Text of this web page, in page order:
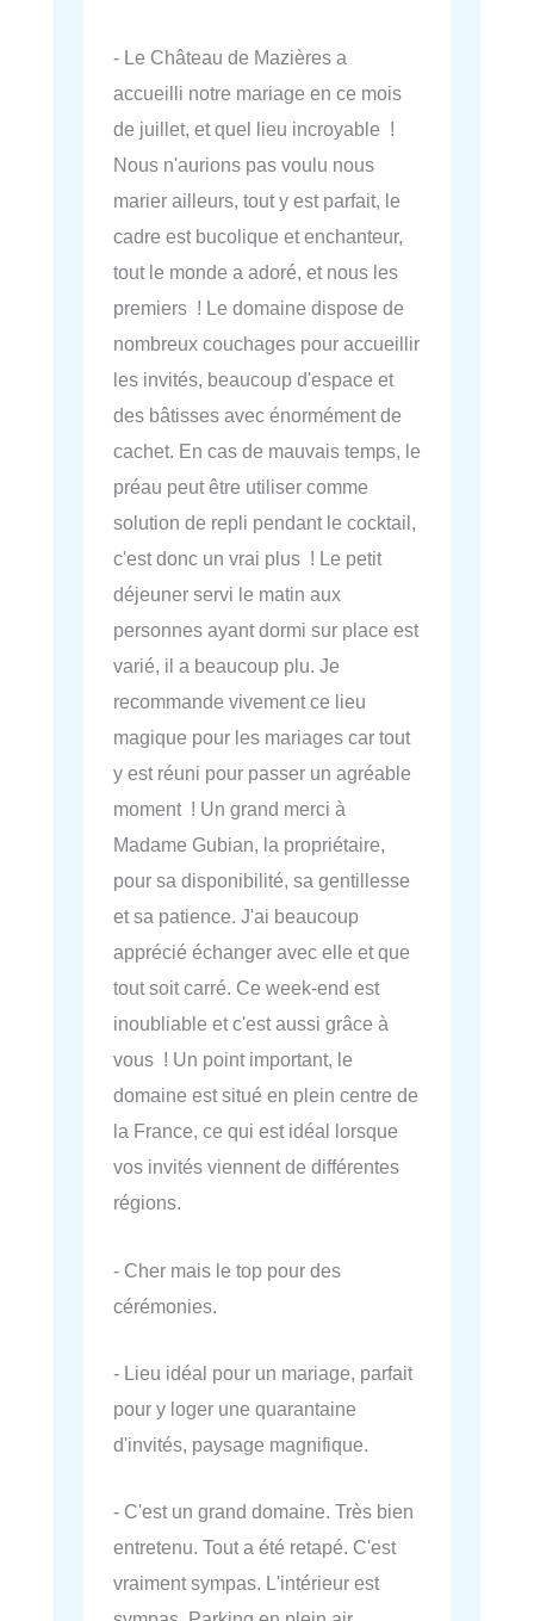
- Le Château de Mazières a
accueilli notre mariage en ce mois
de juillet, et quel lieu incroyable !
Nous n'aurions pas voulu nous
marier ailleurs, tout y est parfait, le
cadre est bucolique et enchanteur,
tout le monde a adoré, et nous les
premiers ! Le domaine dispose de
nombreux couchages pour accueillir
les invités, beaucoup d'espace et
des bâtisses avec énormément de
cachet. En cas de mauvais temps, le
préau peut être utiliser comme
solution de repli pendant le cocktail,
c'est donc un vrai plus ! Le petit
déjeuner servi le matin aux
personnes ayant dormi sur place est
varié, il a beaucoup plu. Je
recommande vivement ce lieu
magique pour les mariages car tout
y est réuni pour passer un agréable
moment ! Un grand merci à
Madame Gubian, la propriétaire,
pour sa disponibilité, sa gentillesse
et sa patience. J'ai beaucoup
apprécié échanger avec elle et que
tout soit carré. Ce week-end est
inoubliable et c'est aussi grâce à
vous ! Un point important, le
domaine est situé en plein centre de
la France, ce qui est idéal lorsque
vos invités viennent de différentes
régions.
- Cher mais le top pour des
cérémonies.
- Lieu idéal pour un mariage, parfait
pour y loger une quarantaine
d'invités, paysage magnifique.
- C'est un grand domaine. Très bien
entretenu. Tout a été retapé. C'est
vraiment sympas. L'intérieur est